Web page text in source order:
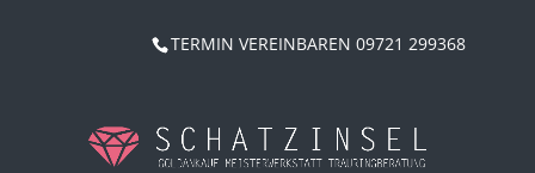
TERMIN VEREINBAREN 09721 299368